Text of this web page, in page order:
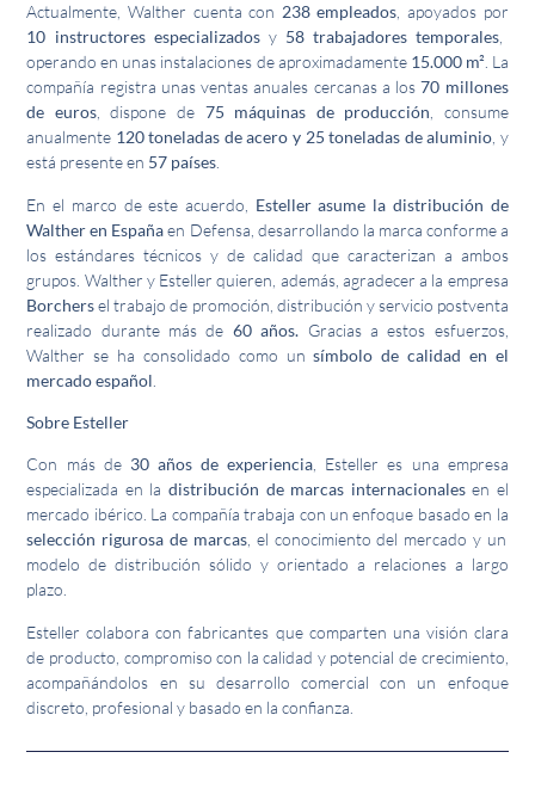
Actualmente, Walther cuenta con 238 empleados , apoyados por
10 instructores especializadosy 58 trabajadores temporales
operando en unas instalaciones de aproximadamente 15.000 m². La
compañía registra unas ventas anuales cercanas a los70 millones
de euros, dispone de75 máquinas de producción , consume
anualmente 120 toneladas de acero y 25 toneladas de aluminio , y
está presente en 57 países
En el marco de este acuerdo, Esteller asume la distribución de
Walther en Españaen Defensa, desarrollando la marca conforme a
los estándares técnicos y de calidad que caracterizan a ambos
grupos. Walther y Esteller quieren, además, agradecer a la empresa
Borchersel trabajo de promoción, distribución y servicio postventa
realizado durante más de 60 años. Gracias a estos esfuerzos,
Walther se ha consolidado como unsímbolo de calidad en el
mercado español
Sobre Esteller
Con más de 30 años de experiencia, Esteller es una empresa
especializada en la distribución de marcas internacionalesen el
mercado ibérico. La compañía trabaja con un enfoque basado en la
selección rigurosa de marcas, el conocimiento del mercado y un
modelo de distribución sólido y orientado a relaciones a largo
plazo.
Esteller colabora con fabricantes que comparten una visión clara
de producto, compromiso con la calidad y potencial de crecimiento,
acompañándolos en su desarrollo comercial con un enfoque
discreto, profesional y basado en la confianza.